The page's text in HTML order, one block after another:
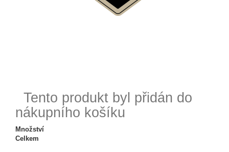
Tento produkt byl přidán do
nákupního košíku
Množství
Celkem